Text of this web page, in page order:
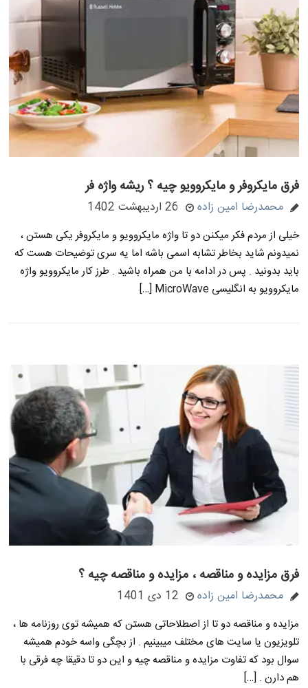
فرق مایکروفر و مایکروویو چیه ؟ ریشه واژه فر
محمدرضا امین زاده 26 اردیبهشت 1402
خیلی از مردم فکر میکنن دو تا واژه مایکروویو و مایکروفر یکی هستن ،
نمیدونم شاید بخاطر تشابه اسمی باشه اما یه سری توضیحات هست که
باید بدونید . پس در ادامه با من همراه باشید . طرز کار مایکروویو واژه
مایکروویو به انگلیسی MicroWave […]
فرق مزایده و مناقصه ، مزایده و مناقصه چیه ؟
محمدرضا امین زاده 12 دی 1401
مزایده و مناقصه دو تا از اصطلاحاتی هستن که همیشه توی روزنامه ها ،
تلویزیون یا سایت های مختلف میبینیم . از بچگی واسه خودم همیشه
سوال بود که تفاوت مزایده و مناقصه چیه و این دو تا دقیقا چه فرقی با
هم دارن . […]